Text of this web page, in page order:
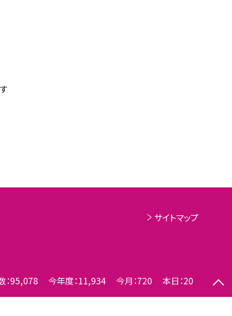
サイトマップ
：95,078 今年度：11,934 今月：720 本日：20